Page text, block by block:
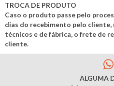
TROCA DE PRODUTO
Caso o produto passe pelo
dias do recebimento pelo
técnicos e de fábrica, o frete de
cliente.
ALGUMA